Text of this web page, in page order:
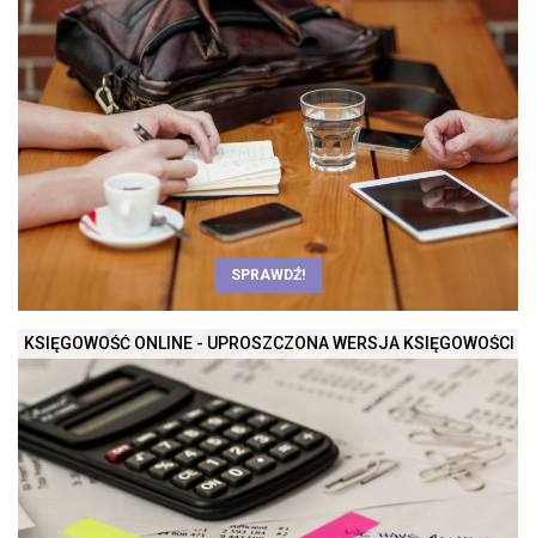
SPRAWDŹ!
KSIĘGOWOŚĆ ONLINE - UPROSZCZONA WERSJA KSIĘGOWOŚCI